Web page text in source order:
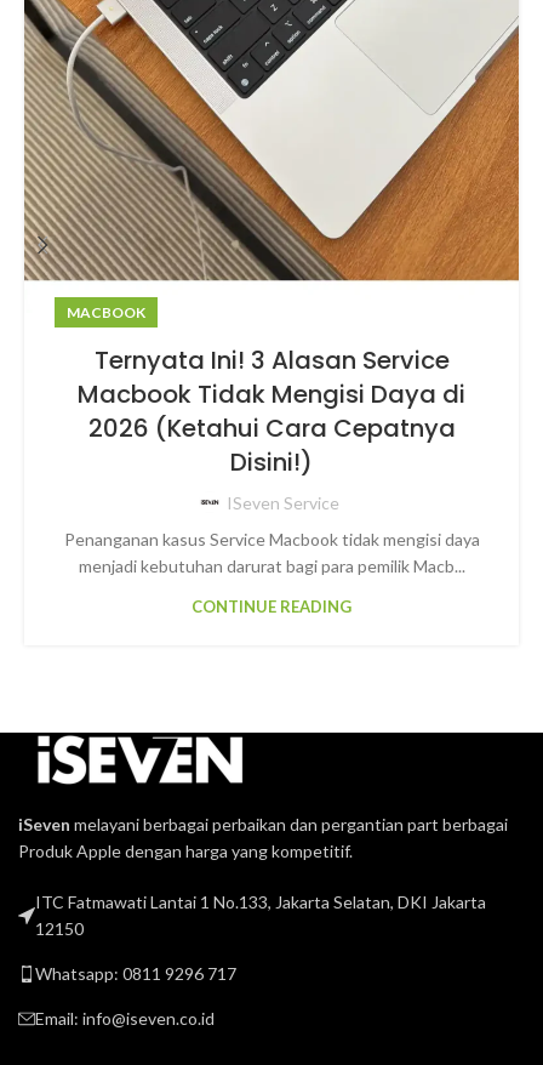
MACBOOK
Ternyata Ini! 3 Alasan Service
Macbook Tidak Mengisi Daya di
2026 (Ketahui Cara Cepatnya
Disini!)
ISeven Service
Penanganan kasus Service Macbook tidak mengisi daya
menjadi kebutuhan darurat bagi para pemilik Macb...
CONTINUE READING
iSeven melayani berbagai perbaikan dan pergantian part berbagai
Produk Apple dengan harga yang kompetitif.
ITC Fatmawati Lantai 1 No.133, Jakarta Selatan, DKI Jakarta
12150
Whatsapp: 0811 9296 717
Email: info@iseven.co.id